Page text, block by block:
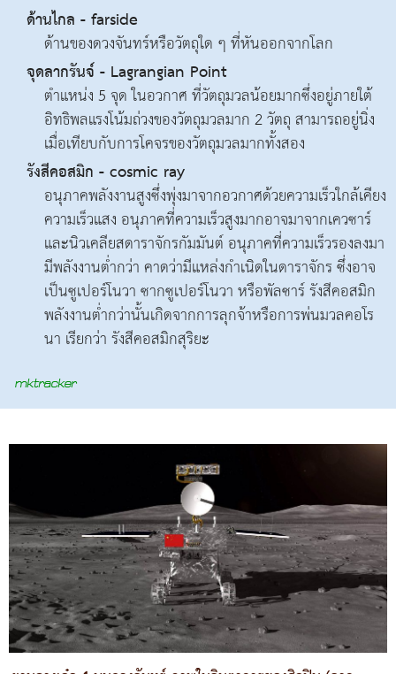
ด้านไกล - farside
ด้านของดวงจันทร์หรือวัตถุใด ๆ ที่หันออกจากโลก
จุดลากรันจ์ - Lagrangian Point
ตำแหน่ง 5 จุด ในอวกาศ ที่วัตถุมวลน้อยมากซึ่งอยู่ภายใต้
อิทธิพลแรงโน้มถ่วงของวัตถุมวลมาก 2 วัตถุ สามารถอยู่นิ่ง
เมื่อเทียบกับการโคจรของวัตถุมวลมากทั้งสอง
รังสีคอสมิก - cosmic ray
อนุภาคพลังงานสูงซึ่งพุ่งมาจากอวกาศด้วยความเร็วใกล้เคียง
ความเร็วแสง อนุภาคที่ความเร็วสูงมากอาจมาจากเควซาร์
และนิวเคลียสดาราจักรกัมมันต์ อนุภาคที่ความเร็วรองลงมา
มีพลังงานต่ำกว่า คาดว่ามีแหล่งกำเนิดในดาราจักร ซึ่งอาจ
เป็นซูเปอร์โนวา ซากซูเปอร์โนวา หรือพัลซาร์ รังสีคอสมิก
พลังงานต่ำกว่านั้นเกิดจากการลุกจ้าหรือการพ่นมวลคอโร
นา เรียกว่า รังสีคอสมิกสุริยะ